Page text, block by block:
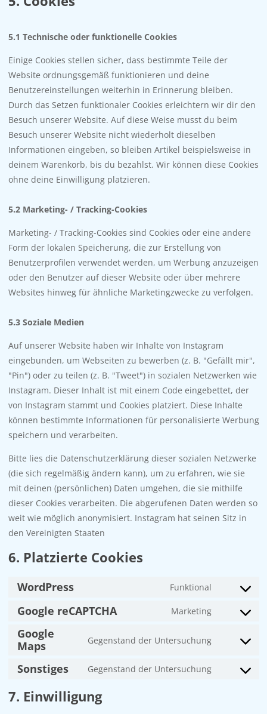
5.1 Technische oder funktionelle Cookies
Einige Cookies stellen sicher, dass bestimmte Teile der
Website ordnungsgemäß funktionieren und deine
Benutzereinstellungen weiterhin in Erinnerung bleiben.
Durch das Setzen funktionaler Cookies erleichtern wir dir den
Besuch unserer Website. Auf diese Weise musst du beim
Besuch unserer Website nicht wiederholt dieselben
Informationen eingeben, so bleiben Artikel beispielsweise in
deinem Warenkorb, bis du bezahlst. Wir können diese Cookies
ohne deine Einwilligung platzieren.
5.2 Marketing- / Tracking-Cookies
Marketing- / Tracking-Cookies sind Cookies oder eine andere
Form der lokalen Speicherung, die zur Erstellung von
Benutzerprofilen verwendet werden, um Werbung anzuzeigen
oder den Benutzer auf dieser Website oder über mehrere
Websites hinweg für ähnliche Marketingzwecke zu verfolgen.
5.3 Soziale Medien
Auf unserer Website haben wir Inhalte von Instagram
eingebunden, um Webseiten zu bewerben (z. B. "Gefällt mir",
"Pin") oder zu teilen (z. B. "Tweet") in sozialen Netzwerken wie
Instagram. Dieser Inhalt ist mit einem Code eingebettet, der
von Instagram stammt und Cookies platziert. Diese Inhalte
können bestimmte Informationen für personalisierte Werbung
speichern und verarbeiten.
Bitte lies die Datenschutzerklärung dieser sozialen Netzwerke
(die sich regelmäßig ändern kann), um zu erfahren, wie sie
mit deinen (persönlichen) Daten umgehen, die sie mithilfe
dieser Cookies verarbeiten. Die abgerufenen Daten werden so
weit wie möglich anonymisiert. Instagram hat seinen Sitz in
den Vereinigten Staaten
6. Platzierte Cookies
WordPress Funktional
Consent
wordpress
Google reCAPTCHA Marketing
Consent
service
recaptcha
Google
Maps
Gegenstand der Untersuchung
Consent
service
Sonstiges Gegenstand der Untersuchung
Consent
7. Einwilligung